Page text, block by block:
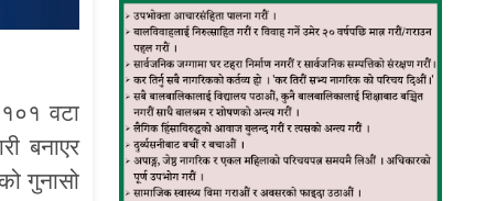
वटा
बनाएर
गुनासो